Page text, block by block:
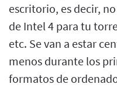
escritorio, es decir,
de Intel 4 para tu
etc. Se van a estar
menos durante los
formatos de